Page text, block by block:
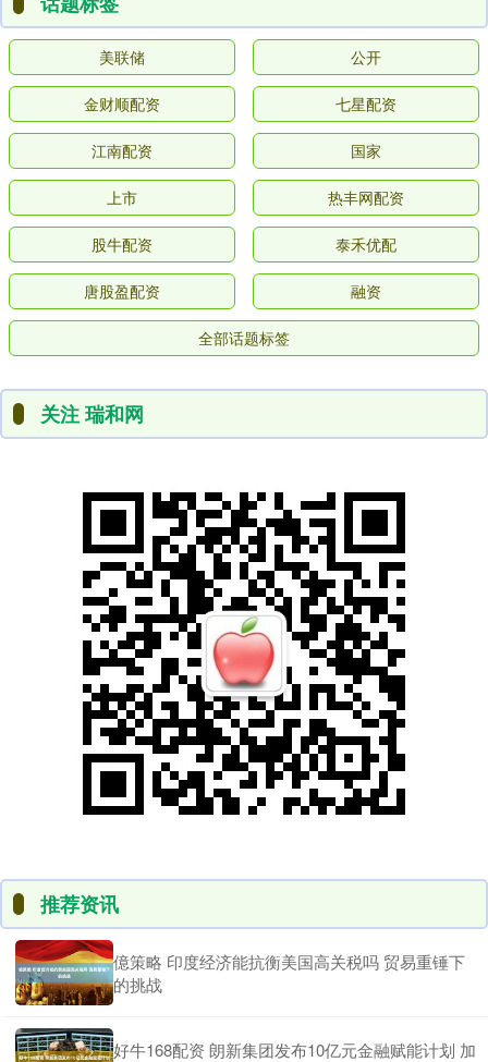
美联储 公开
金财顺配资 七星配资
江南配资 国家
上市 热丰网配资
股牛配资 泰禾优配
唐股盈配资 融资
全部话题标签
关注 瑞和网
推荐资讯
億策略 印度经济能抗衡美国高关税吗 贸易重锤下
的挑战
好牛168配资 朗新集团发布10亿元金融赋能计划 加